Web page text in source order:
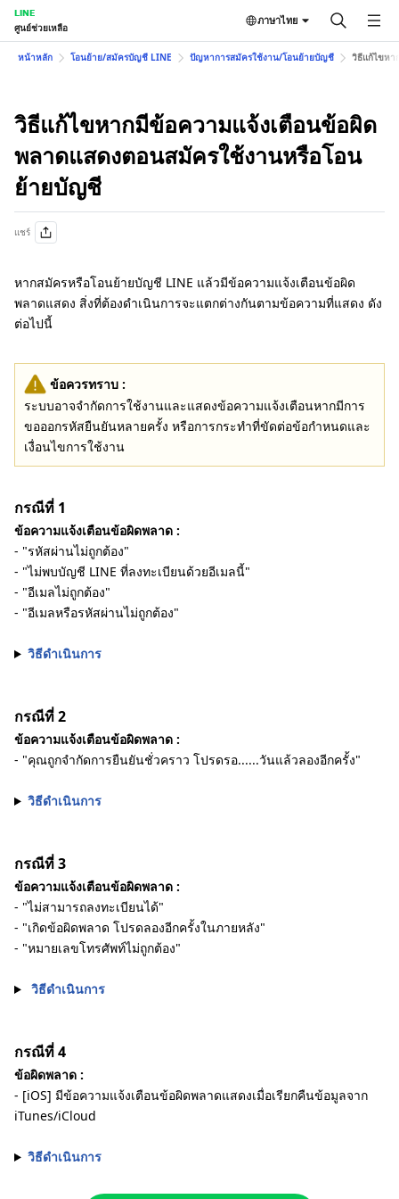
LINE
ศูนย์ช่วยเหลือ
ภาษาไทย
หน้าหลัก โอนย้าย/สมัครบัญชี LINE ปัญหาการสมัครใช้งาน/โอนย้ายบัญชี วิธีแก้ไขหา
วิธีแก้ไขหากมีข้อความแจ้งเตือนข้อผิด
พลาดแสดงตอนสมัครใช้งานหรือโอน
ย้ายบัญชี
แชร์
หากสมัครหรือโอนย้ายบัญชี LINE แล้วมีข้อความแจ้งเตือนข้อผิด
พลาดแสดง สิ่งที่ต้องดำเนินการจะแตกต่างกันตามข้อความที่แสดง ดัง
ต่อไปนี้
ข้อควรทราบ :
ระบบอาจจำกัดการใช้งานและแสดงข้อความแจ้งเตือนหากมีการ
ขอออกรหัสยืนยันหลายครั้ง หรือการกระทำที่ขัดต่อข้อกำหนดและ
เงื่อนไขการใช้งาน
กรณีที่ 1
ข้อความแจ้งเตือนข้อผิดพลาด :
- "รหัสผ่านไม่ถูกต้อง"
- "ไม่พบบัญชี LINE ที่ลงทะเบียนด้วยอีเมลนี้"
- "อีเมลไม่ถูกต้อง"
- "อีเมลหรือรหัสผ่านไม่ถูกต้อง"
วิธีดำเนินการ
กรณีที่ 2
ข้อความแจ้งเตือนข้อผิดพลาด :
- "คุณถูกจำกัดการยืนยันชั่วคราว โปรดรอ......วันแล้วลองอีกครั้ง"
วิธีดำเนินการ
กรณีที่ 3
ข้อความแจ้งเตือนข้อผิดพลาด :
- "ไม่สามารถลงทะเบียนได้"
- "เกิดข้อผิดพลาด โปรดลองอีกครั้งในภายหลัง"
- "หมายเลขโทรศัพท์ไม่ถูกต้อง"
วิธีดำเนินการ
กรณีที่ 4
ข้อผิดพลาด :
- [iOS] มีข้อความแจ้งเตือนข้อผิดพลาดแสดงเมื่อเรียกคืนข้อมูลจาก
iTunes/iCloud
วิธีดำเนินการ